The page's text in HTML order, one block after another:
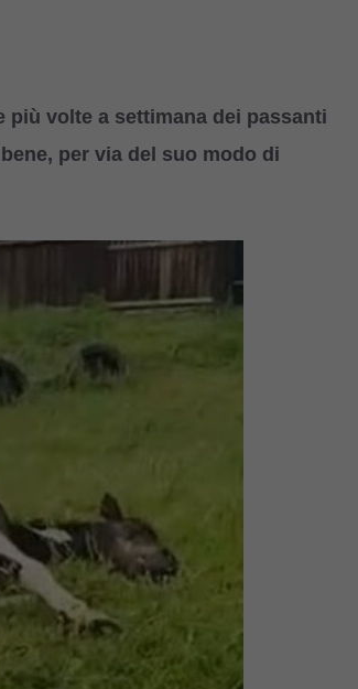
volte a settimana dei passanti
per via del suo modo di